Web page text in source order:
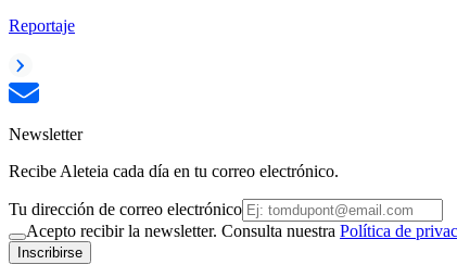
Reportaje
Newsletter
Recibe Aleteia cada día en tu correo electrónico.
Tu dirección de correo electrónico
Acepto recibir la newsletter. Consulta nuestra Política de
Inscribirse